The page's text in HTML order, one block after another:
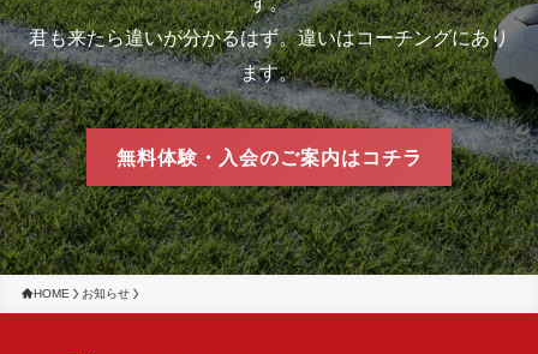
君も来たら違いが分かるはず。違いはコーチングにあり
ます。
無料体験・入会のご案内はコチラ
HOME お知らせ